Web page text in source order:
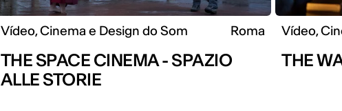
Vídeo, Cinema e Design do Som Roma
THE SPACE CINEMA - SPAZIO
ALLE STORIE
Vídeo,
THE